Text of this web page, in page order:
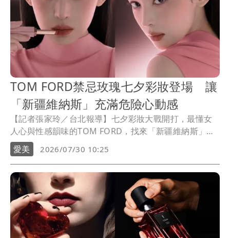
TOM FORD禁忌玫瑰七夕彩妝登場 讓
「新疆維納斯」充滿危險心動感
【記者張家玲／台北報導】七夕彩妝大戰開打，最懂女
人心與性感韻味的TOM FORD，找來「新疆維納斯」古
力娜札演繹Rose Prick禁忌玫瑰限量彩妝，形象照滿滿
都是心動警報。
愛美 2026/07/30 10:25